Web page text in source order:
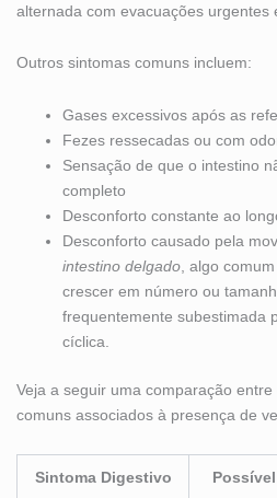
alternada com evacuações urgentes
Outros sintomas comuns incluem:
Gases excessivos após as
Fezes ressecadas ou com
Sensação de que o intestino
completo
Desconforto constante ao
Desconforto causado pela
intestino delgado , algo
crescer em número ou
frequentemente subestimada
cíclica.
Veja a seguir uma comparação
comuns associados à presença de
Sintoma Digestivo